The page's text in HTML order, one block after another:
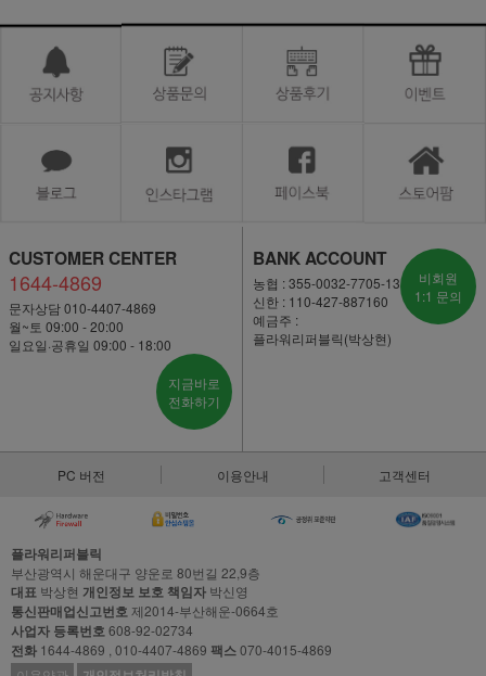
CUSTOMER CENTER
1644-4869
문자상담 010-4407-4869
월~토 09:00 - 20:00
일요일·공휴일 09:00 - 18:00
지금바로
전화하기
BANK ACCOUNT
농협 : 355-0032-7705-13
신한 : 110-427-887160
예금주 :
플라워리퍼블릭(박상현)
비회원
1:1 문의
PC 버전 이용안내 고객센터
플라워리퍼블릭
부산광역시 해운대구 양운로 80번길 22,9층
대표 박상현 개인정보 보호 책임자 박신영
통신판매업신고번호제2014-부산해운-0664호
사업자 등록번호608-92-02734
전화 1644-4869 , 010-4407-4869 팩스070-4015-4869